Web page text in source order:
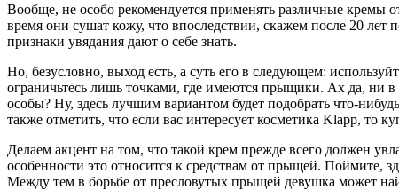
Вообще, не особо рекомендуется применять различные кремы
время они сушат кожу, что впоследствии, скажем после 20
признаки увядания дают о себе знать.
Но, безусловно, выход есть, а суть его в следующем:
ограничьтесь лишь точками, где имеются прыщики. Ах да, ни
особы? Ну, здесь лучшим вариантом будет подобрать что-
также отметить, что если вас интересует косметика Klapp,
Делаем акцент на том, что такой крем прежде всего должен
особенности это относится к средствам от прыщей. Поймите,
Между тем в борьбе от пресловутых прыщей девушка может